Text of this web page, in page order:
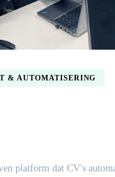
& AUTOMATISERING
platform dat CV's